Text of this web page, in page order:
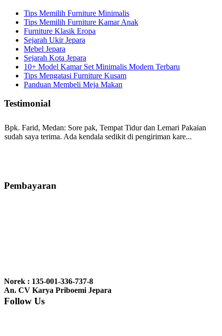
Tips Memilih Furniture Minimalis
Tips Memilih Furniture Kamar Anak
Furniture Klasik Eropa
Sejarah Ukir Jepara
Mebel Jepara
Sejarah Kota Jepara
10+ Model Kamar Set Minimalis Modern Terbaru
Tips Mengatasi Furniture Kusam
Panduan Membeli Meja Makan
Testimonial
Bpk. Farid, Medan: Sore pak, Tempat Tidur dan Lemari Pakaian
sudah saya terima. Ada kendala sedikit di pengiriman kare...
bale2 dan kursi teras saya sudah saya terima dan p...
nyesel deh beli geby...
Pembayaran
Norek : 135-001-336-737-8
An. CV Karya Priboemi Jepara
Follow Us